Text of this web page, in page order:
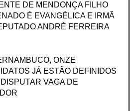
DE MENDONÇA FILHO
É EVANGÉLICA E IRMÃ
ANDRÉ FERREIRA
ONZE
JÁ ESTÃO DEFINIDOS
VAGA DE